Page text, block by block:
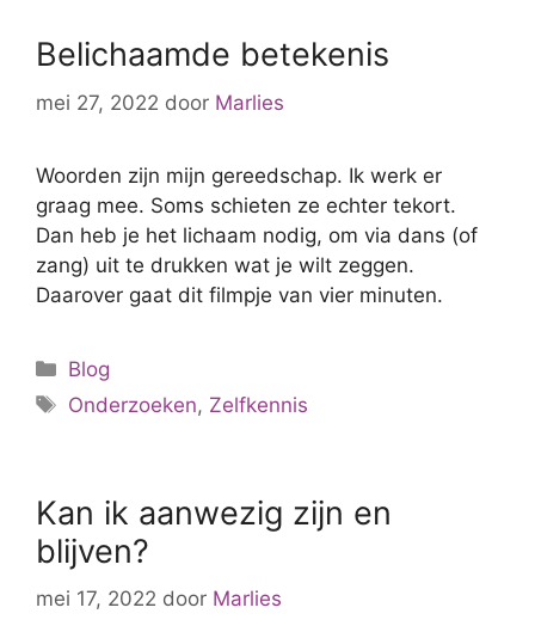
Belichaamde betekenis
mei 27, 2022 door Marlies
Woorden zijn mijn gereedschap. Ik werk er
graag mee. Soms schieten ze echter tekort.
Dan heb je het lichaam nodig, om via dans (of
zang) uit te drukken wat je wilt zeggen.
Daarover gaat dit filmpje van vier minuten.
Categorieën
Blog
Tags
Onderzoeken, Zelfkennis
Kan ik aanwezig zijn en
blijven?
mei 17, 2022 door Marlies